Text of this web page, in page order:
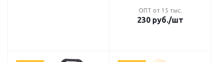
ОПТ от 15 тыс.
230 руб./шт